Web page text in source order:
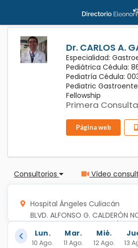
Dr. CARLOS A.
Especialidad:
Pediátrica Cédula:
Pediatría Cédula:
Pediatric
Fellowship
Primera Consulta
Página web
Consultorios Vídeo
Hospital Ángeles Culiacán
DESARROLLO URBANO TRES RÍOS,
ESTADO, 80050 CULIACÁN,
Lun.
10 Ago.
Mar.
11 Ago.
Mié.
12 Ago. 13